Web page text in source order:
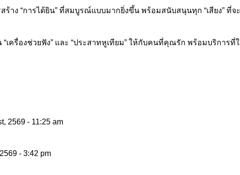
าง “การได้ยิน” ที่สมบูรณ์แบบมากยิ่งขึ้น พร้อมสนับสนุนทุก “เสียง” ที่
รื่องช่วยฟัง” และ “ประสาทหูเทียม” ให้กับคนที่คุณรัก พร้อมบริการที่
2569 - 11:25 am
- 3:42 pm